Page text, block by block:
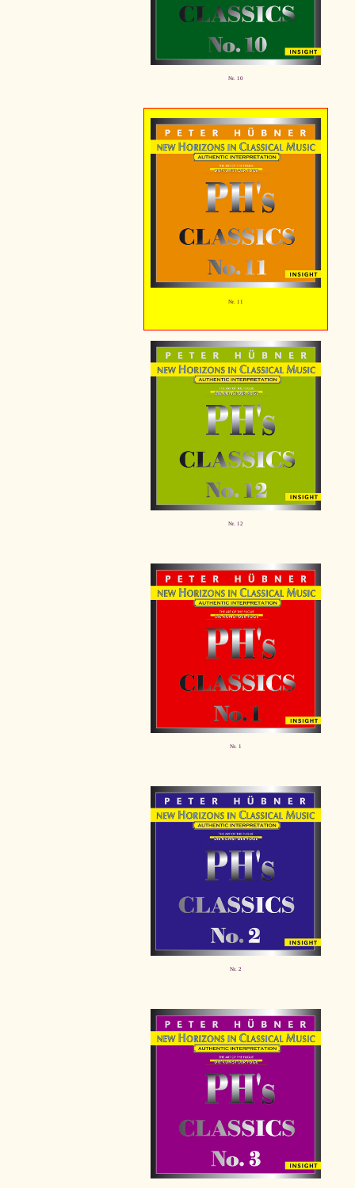
Nr. 10
Nr. 11
Nr. 12
Nr. 1
Nr. 2